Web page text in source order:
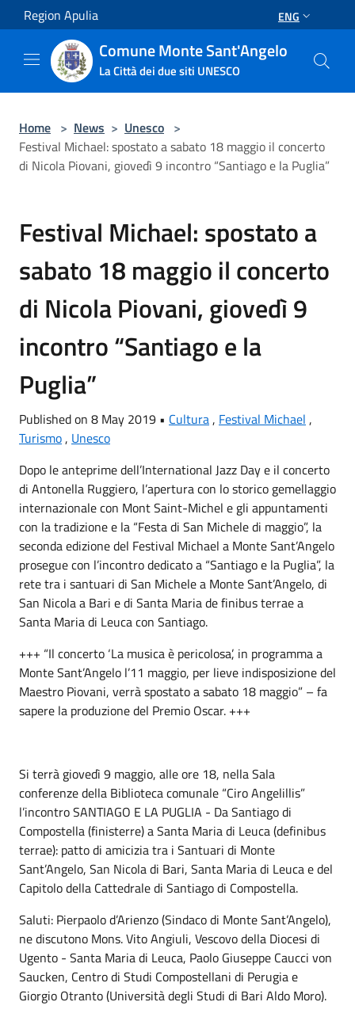
Salta al contenuto principale
Region Apulia ENG
Comune Monte Sant'Angelo
La Città dei due siti UNESCO
Home > News > Unesco >
Festival Michael: spostato a sabato 18 maggio il concerto
di Nicola Piovani, giovedì 9 incontro “Santiago e la Puglia”
Festival Michael: spostato a
sabato 18 maggio il concerto
di Nicola Piovani, giovedì 9
incontro “Santiago e la
Puglia”
Published on 8 May 2019 • Cultura, Festival Michael ,
Turismo, Unesco
Dopo le anteprime dell’International Jazz Day e il concerto
di Antonella Ruggiero, l’apertura con lo storico gemellaggio
internazionale con Mont Saint-Michel e gli appuntamenti
con la tradizione e la “Festa di San Michele di maggio”, la
seconda edizione del Festival Michael a Monte Sant’Angelo
prosegue con l’incontro dedicato a “Santiago e la Puglia”, la
rete tra i santuari di San Michele a Monte Sant’Angelo, di
San Nicola a Bari e di Santa Maria de finibus terrae a
Santa Maria di Leuca con Santiago.
+++ “Il concerto ‘La musica è pericolosa’, in programma a
Monte Sant’Angelo l’11 maggio, per lieve indisposizione del
Maestro Piovani, verrà spostato a sabato 18 maggio” – fa
sapere la produzione del Premio Oscar. +++
Si terrà giovedì 9 maggio, alle ore 18, nella Sala
conferenze della Biblioteca comunale “Ciro Angelillis”
l’incontro SANTIAGO E LA PUGLIA - Da Santiago di
Compostella (finisterre) a Santa Maria di Leuca (definibus
terrae): patto di amicizia tra i Santuari di Monte
Sant’Angelo, San Nicola di Bari, Santa Maria di Leuca e del
Capitolo della Cattedrale di Santiago di Compostella.
Saluti: Pierpaolo d’Arienzo (Sindaco di Monte Sant’Angelo),
ne discutono Mons. Vito Angiuli, Vescovo della Diocesi di
Ugento - Santa Maria di Leuca, Paolo Giuseppe Caucci von
Saucken, Centro di Studi Compostellani di Perugia e
Giorgio Otranto (Università degli Studi di Bari Aldo Moro).